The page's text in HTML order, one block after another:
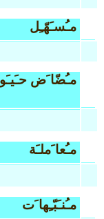
مـُسـَهّـِل
مـُضّا َض
مـُعا َملـَة
مـُنـَبّـِها َت